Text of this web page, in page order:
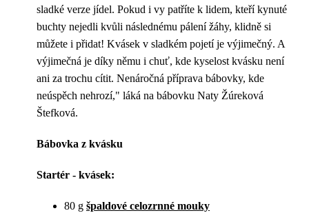
sladké verze jídel. Pokud i vy patříte k lidem, kteří kynuté
buchty nejedli kvůli následnému pálení žáhy, klidně si
můžete i přidat! Kvásek v sladkém pojetí je výjimečný. A
výjimečná je díky němu i chuť, kde kyselost kvásku není
ani za trochu cítit. Nenáročná příprava bábovky, kde
neúspěch nehrozí," láká na bábovku Naty Žúreková
Štefková.
Bábovka z kvásku
Startér - kvásek:
80 g špaldové celozrnné mouky